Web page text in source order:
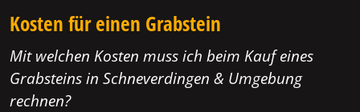
Kosten für einen Grabstein
Mit welchen Kosten muss ich beim Kauf eines
Grabsteins in Schneverdingen & Umgebung
rechnen?